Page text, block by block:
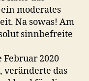
moderates
Na sowas! Am
sinnbefreite
2020
veränderte das